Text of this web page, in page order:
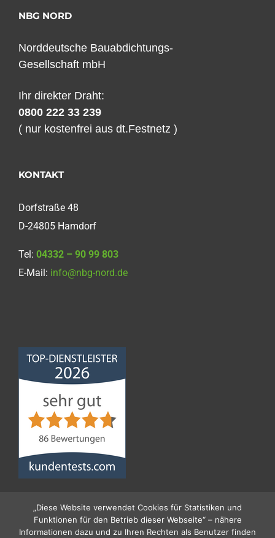
NBG NORD
Norddeutsche Bauabdichtungs-
Gesellschaft mbH
Ihr direkter Draht:
0800 222 33 239
( nur kostenfrei aus dt.Festnetz )
KONTAKT
Dorfstraße 48
D-24805 Hamdorf
Tel: 04332 – 90 99 803
E-Mail: info@nbg-nord.de
Norddeutsche
Bauabdichtungsgesellschaft
mbH
von 5
86Bewertungen
„Diese Website verwendet Cookies für Statistiken und
Funktionen für den Betrieb dieser Webseite“ – nähere
Informationen dazu und zu Ihren Rechten als Benutzer finden